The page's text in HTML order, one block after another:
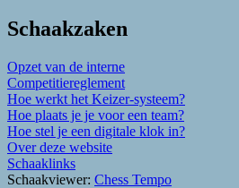
Schaakzaken
Opzet van de interne
Competitiereglement
Hoe werkt het Keizer-systeem?
Hoe plaats je je voor een team?
Hoe stel je een digitale klok in?
Over deze website
Schaaklinks
Schaakviewer: Chess Tempo